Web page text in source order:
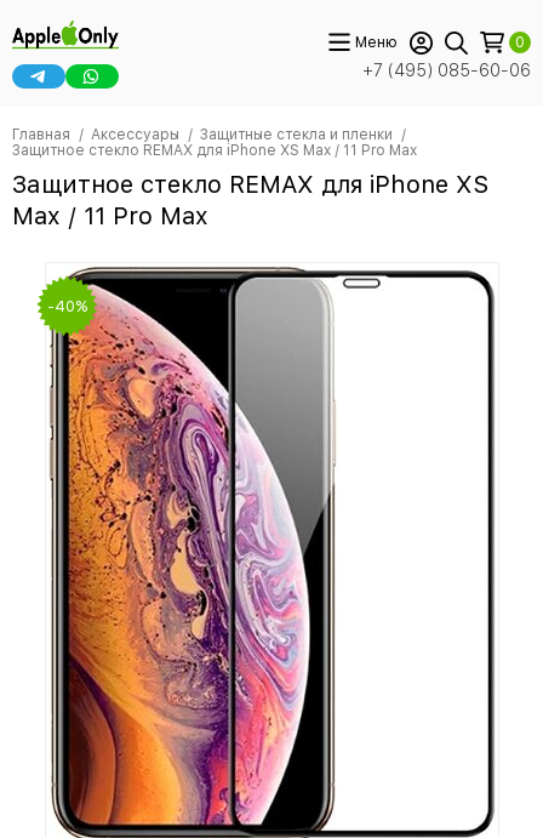
+7 (495) 085-60-06
Меню 0
Главная Аксессуары
Защитные стекла и пленки
Защитное стекло REMAX для iPhone XS Max / 11 Pro Max
Защитное стекло REMAX для iPhone XS
Max / 11 Pro Max
-40%